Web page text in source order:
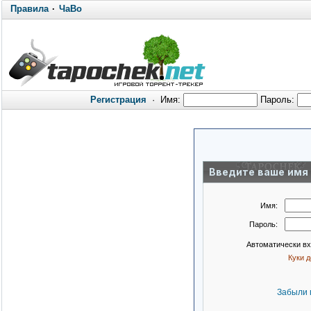
Правила· ЧаВо
Регистрация · Имя: Пароль:
Введите ваше имя
Имя:
Пароль:
Автоматически
Куки
Забыли